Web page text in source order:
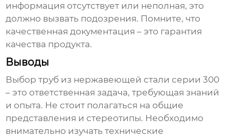
информация отсутствует или неполная, это
должно вызвать подозрения. Помните, что
качественная документация – это гарантия
качества продукта.
Выводы
Выбортруб из нержавеющей стали серии 300
– это ответственная задача, требующая знаний
и опыта. Не стоит полагаться на общие
представления и стереотипы. Необходимо
внимательно изучать технические